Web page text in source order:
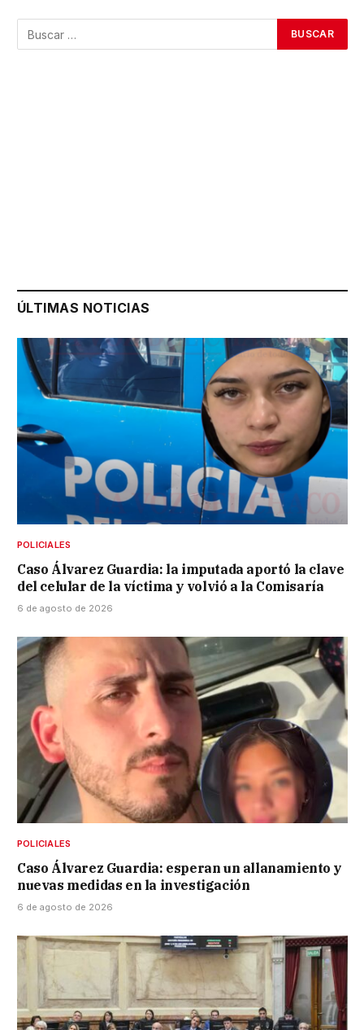
ÚLTIMAS NOTICIAS
POLICIALES
Caso Álvarez Guardia: la imputada aportó la clave
del celular de la víctima y volvió a la Comisaría
6 de agosto de 2026
POLICIALES
Caso Álvarez Guardia: esperan un allanamiento y
nuevas medidas en la investigación
6 de agosto de 2026